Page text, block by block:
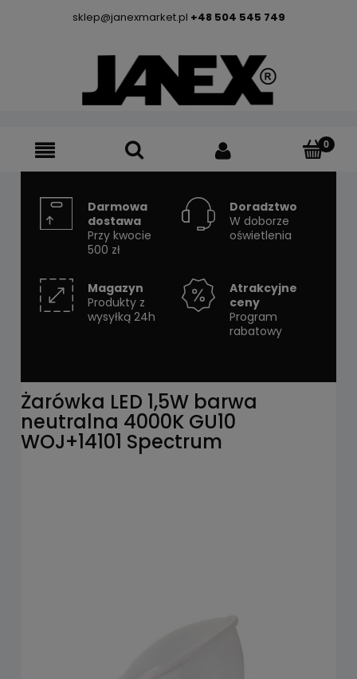
sklep@janexmarket.pl +48 504 545 749
Darmowa
dostawa
Przy kwocie
500 zł
Doradztwo
W doborze
oświetlenia
Magazyn
Produkty z
wysyłką 24h
Atrakcyjne
ceny
Program
rabatowy
Żarówka LED 1,5W barwa
neutralna 4000K GU10
WOJ+14101 Spectrum